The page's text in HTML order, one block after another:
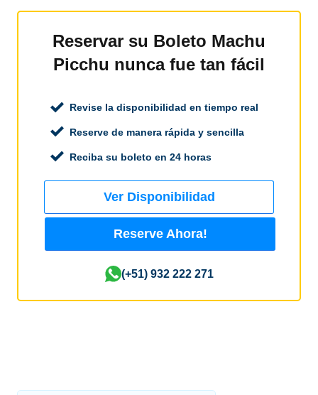
Reservar su Boleto Machu
Picchu nunca fue tan fácil
Revise la disponibilidad en tiempo real
Reserve de manera rápida y sencilla
Reciba su boleto en 24 horas
Ver Disponibilidad
Reserve Ahora!
(+51) 932 222 271